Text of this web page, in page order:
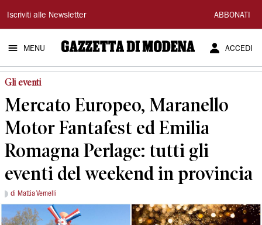
Gazzetta
di
Modena
Iscriviti alle Newsletter ABBONATI
MENU ACCEDI
Gli eventi
Mercato Europeo, Maranello
Motor Fantafest ed Emilia
Romagna Perlage: tutti gli
eventi del weekend in provincia
di Mattia Vernelli